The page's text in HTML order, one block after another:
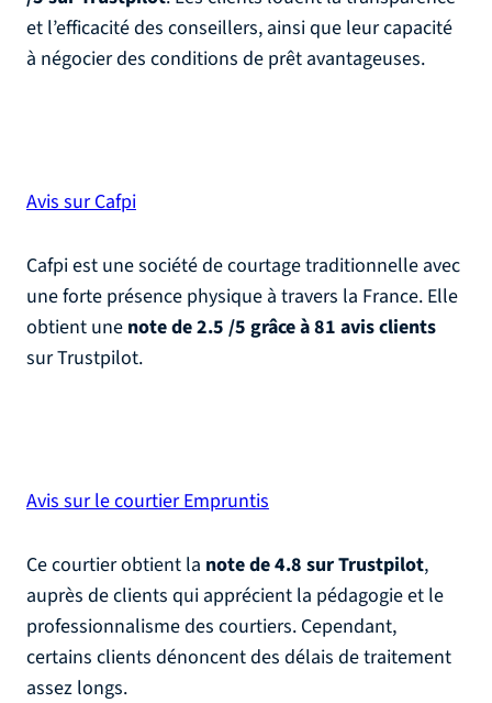
et l’efficacité des conseillers, ainsi que leur capacité
à négocier des conditions de prêt avantageuses.
Avis sur Cafpi
Cafpi est une société de courtage traditionnelle avec
une forte présence physique à travers la France. Elle
obtient une note de 2.5 /5 grâce à 81 avis clients
sur Trustpilot.
Avis sur le courtier Empruntis
Ce courtier obtient la note de 4.8 sur Trustpilot,
auprès de clients qui apprécient la pédagogie et le
professionnalisme des courtiers. Cependant,
certains clients dénoncent des délais de traitement
assez longs.